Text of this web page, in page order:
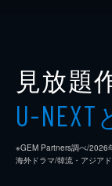
見放題
U-NEXT
※GEM Partners調べ/2026
海外ドラマ/韓流・アジア